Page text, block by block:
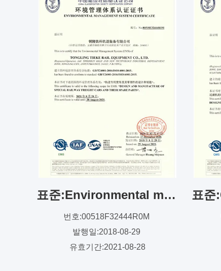
표준:Environmental management system certificate
번호:00518F32444R0M
발행일:2018-08-29
유효기간:2021-08-28